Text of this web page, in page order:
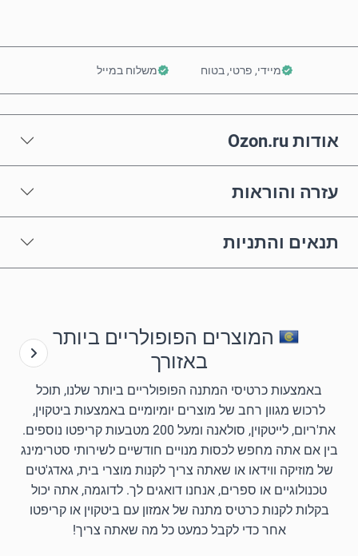
מיידי, פרטי, בטוח משלוח במייל
אודות Ozon.ru
עזרה והוראות
תנאים והתניות
המוצרים הפופולריים ביותר
באזורך
באמצעות כרטיסי המתנה הפופולריים ביותר שלנו, תוכל
לרכוש מגוון רחב של מוצרים יומיומיים באמצעות ביטקוין,
את'ריום, לייטקוין, סולאנה ומעל 200 מטבעות קריפטו נוספים.
בין אם אתה מחפש לכסות מנויים חודשיים לשירותי סטרימינג
של מוזיקה ווידאו או שאתה צריך לקנות מוצרי בית, גאדג'טים
טכנולוגיים או ספרים, אנחנו דואגים לך. לדוגמה, אתה יכול
בקלות לקנות כרטיס מתנה של אמזון עם ביטקוין או קריפטו
אחר כדי לקבל כמעט כל מה שאתה צריך!